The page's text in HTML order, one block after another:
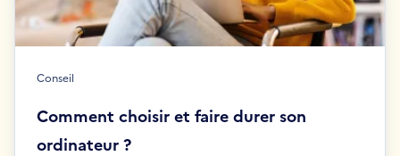
Conseil
Comment choisir et faire durer son
ordinateur ?